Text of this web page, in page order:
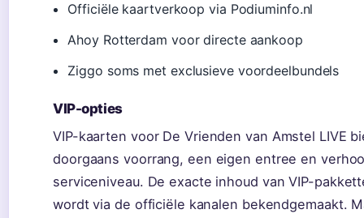
Officiële kaartverkoop via Podiuminfo.nl
Ahoy Rotterdam voor directe aankoop
Ziggo soms met exclusieve voordeelbundels
VIP-opties
VIP-kaarten voor De Vrienden van Amstel LIVE
doorgaans voorrang, een eigen entree en
serviceniveau. De exacte inhoud van VIP-
wordt via de officiële kanalen bekendgemaakt.